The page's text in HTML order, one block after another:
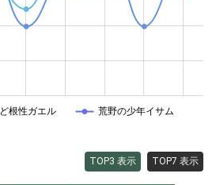
ど根性ガエル 荒野の少年イサム
TOP3 表示 TOP7 表示